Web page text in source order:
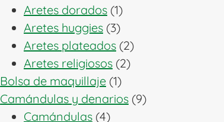
productos
Aretes dorados 11
producto
Aretes huggies 33
productos
Aretes plateados 22
productos
Aretes religiosos 22
Bolsa de maquillaje 11
producto
Camándulas y denarios 99
Camándulas 44